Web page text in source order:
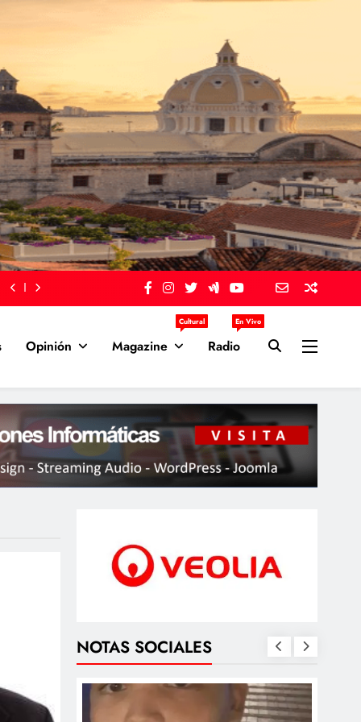
Opinión Magazine
Cultural
Radio
En Vivo
NOTAS SOCIALES